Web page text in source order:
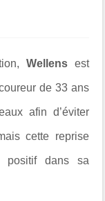
Wellens est
de 33 ans
afin d’éviter
cette reprise
positif dans sa